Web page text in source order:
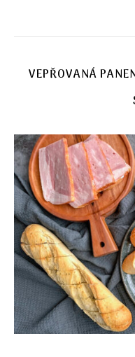
VEPŘOVANÁ